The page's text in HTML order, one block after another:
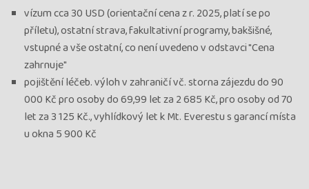
vízum cca 30 USD (orientační cena z r. 2025, platí se po
příletu), ostatní strava, fakultativní programy, bakšišné,
vstupné a vše ostatní, co není uvedeno v odstavci "Cena
zahrnuje"
pojištění léčeb. výloh v zahraničí vč. storna zájezdu do 90
000 Kč pro osoby do 69,99 let za 2 685 Kč, pro osoby od 70
let za 3 125 Kč., vyhlídkový let k Mt. Everestu s garancí místa
u okna 5 900 Kč